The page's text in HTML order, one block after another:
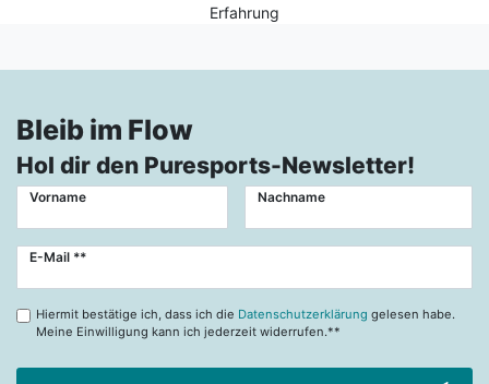
Erfahrung
Bleib im Flow
Hol dir den Puresports-Newsletter!
Vorname Nachname
E-Mail **
Newsletter
Hiermit bestätige ich, dass ich die Datenschutzerklärung gelesen habe.
Meine Einwilligung kann ich jederzeit widerrufen.**